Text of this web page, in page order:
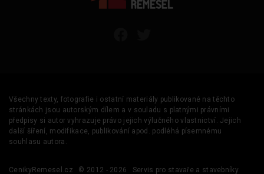
Všechny texty, fotografie i ostatní materiály publikované na těchto
stránkách jsou autorským dílem a v souladu s platnými právními
předpisy si autor vyhrazuje právo jejich výlučného vlastnictví. Jejich
další šíření, modifikace, publikování apod. podléhá písemnému
souhlasu autora.
CenikyRemesel.cz © 2012 - 2026 Servis pro stavaře a stavebníky